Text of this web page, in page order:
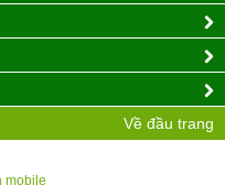
Về đầu trang
mobile